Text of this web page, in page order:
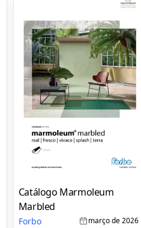
Catálogo Marmoleum
Marbled
Forbo março de 2026